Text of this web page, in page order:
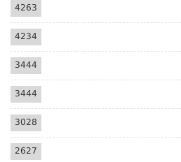
4263
4234
3444
3444
3028
2627